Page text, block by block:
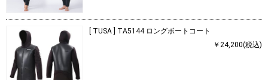
[ TUSA ] TA5144 ロングボートコート
￥24,200(税込)